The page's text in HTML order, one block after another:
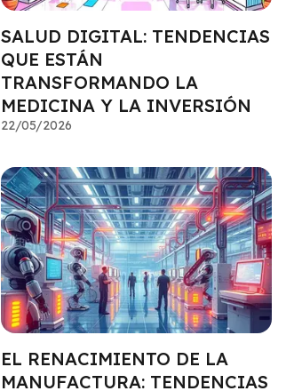
SALUD DIGITAL: TENDENCIAS
QUE ESTÁN
TRANSFORMANDO LA
MEDICINA Y LA INVERSIÓN
22/05/2026
EL RENACIMIENTO DE LA
MANUFACTURA: TENDENCIAS